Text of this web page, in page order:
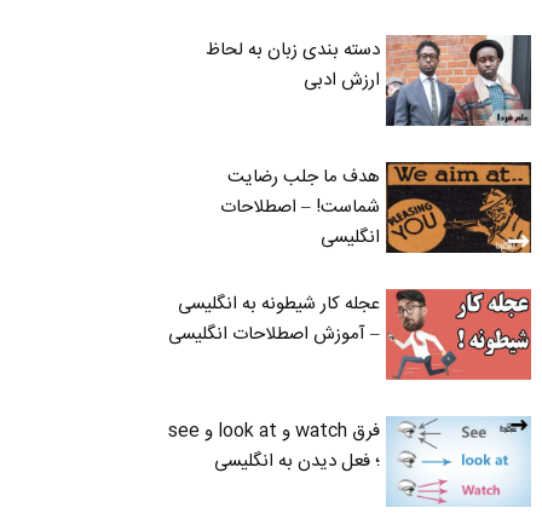
دسته بندی زبان به لحاظ
ارزش ادبی
هدف ما جلب رضایت
شماست! – اصطلاحات
انگلیسی
عجله کار شیطونه به انگلیسی
– آموزش اصطلاحات انگلیسی
فرق watch و look at و see
؛ فعل دیدن به انگلیسی